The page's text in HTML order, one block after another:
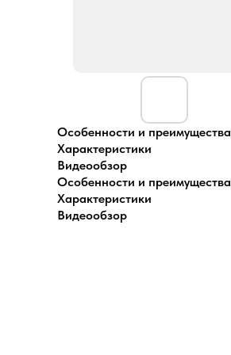
Особенности и преимущества
Характеристики
Видеообзор
Особенности и преимущества
Характеристики
Видеообзор